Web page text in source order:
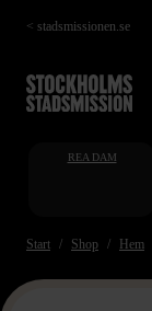
Hoppa
till
< stadsmissionen.se
REA DAM
Start Shop Hem